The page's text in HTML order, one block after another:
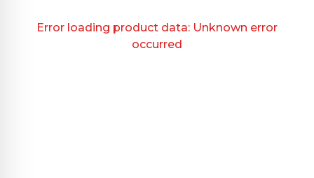
Error loading product data: Unknown error
occurred